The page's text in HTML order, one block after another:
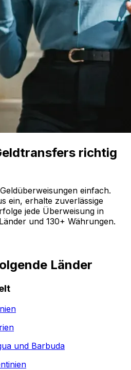
richtig
einfach.
ein, erhalte zuverlässige
jede Überweisung in
und 130+ Währungen.
Länder
und Barbuda